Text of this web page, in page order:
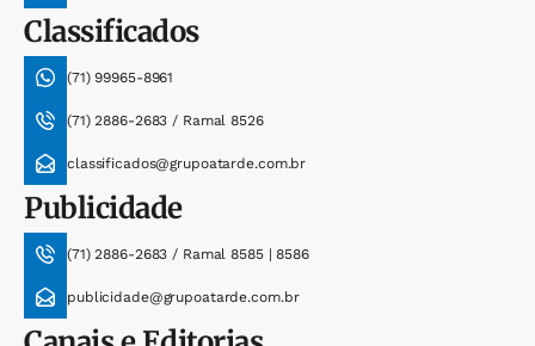
Classificados
(71) 99965-8961
(71) 2886-2683 / Ramal 8526
classificados@grupoatarde.com.br
Publicidade
(71) 2886-2683 / Ramal 8585 | 8586
publicidade@grupoatarde.com.br